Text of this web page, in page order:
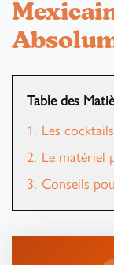
Table des
1. Les
2. Le matériel
3. Conseils